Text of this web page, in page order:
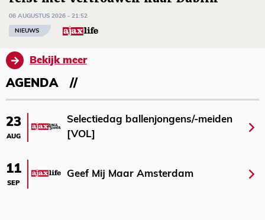
06 AUGUSTUS 2026 - 21:52
NIEUWS
Bekijk meer
AGENDA
23
AUG
Selectiedag ballenjongens/-meiden
[VOL]
11
SEP
Geef Mij Maar Amsterdam